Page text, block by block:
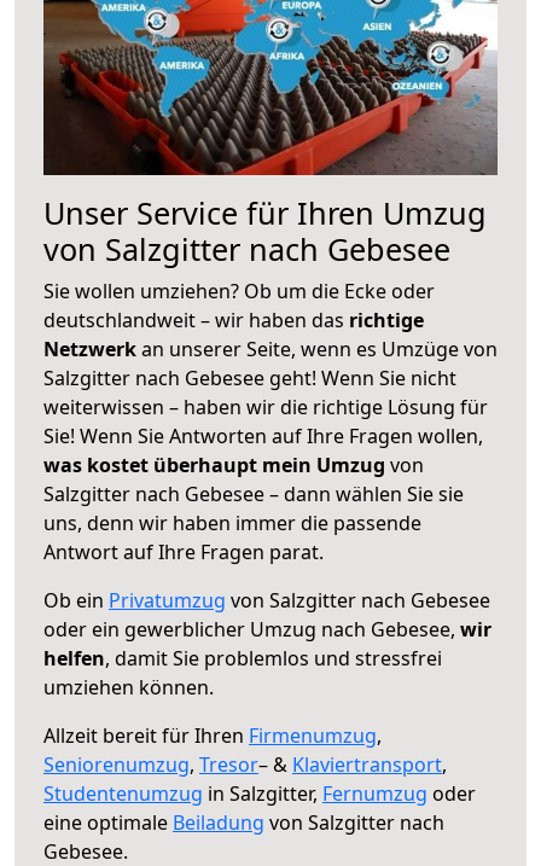
Unser Service für Ihren Umzug
von Salzgitter nach Gebesee
Sie wollen umziehen? Ob um die Ecke oder
deutschlandweit – wir haben das richtige
Netzwerkan unserer Seite, wenn es Umzüge von
Salzgitter nach Gebesee geht! Wenn Sie nicht
weiterwissen – haben wir die richtige Lösung für
Sie! Wenn Sie Antworten auf Ihre Fragen wollen,
was kostet überhaupt mein Umzug von
Salzgitter nach Gebesee – dann wählen Sie sie
uns, denn wir haben immer die passende
Antwort auf Ihre Fragen parat.
Ob ein Privatumzug von Salzgitter nach Gebesee
oder ein gewerblicher Umzug nach Gebesee, wir
helfen, damit Sie problemlos und stressfrei
umziehen können.
Allzeit bereit für Ihren Firmenumzug,
Seniorenumzug, Tresor– & Klaviertransport,
Studentenumzug in Salzgitter, Fernumzug oder
eine optimale Beiladung von Salzgitter nach
Gebesee.